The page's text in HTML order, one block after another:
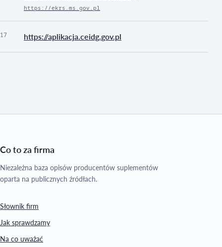
https://ekrs.ms.gov.pl
17 https://aplikacja.ceidg.gov.pl
Co to za firma
Niezależna baza opisów producentów suplementów
oparta na publicznych źródłach.
Słownik firm
Jak sprawdzamy
Na co uważać